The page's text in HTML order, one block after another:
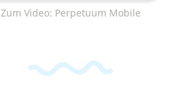
Zum Video: Perpetuum Mobile